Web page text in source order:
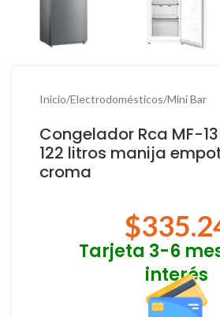
Inicio/Electrodomésticos/Mini Bar
Congelador Rca MF-
122 litros manija
croma
$
Tarjeta 3-6
interés